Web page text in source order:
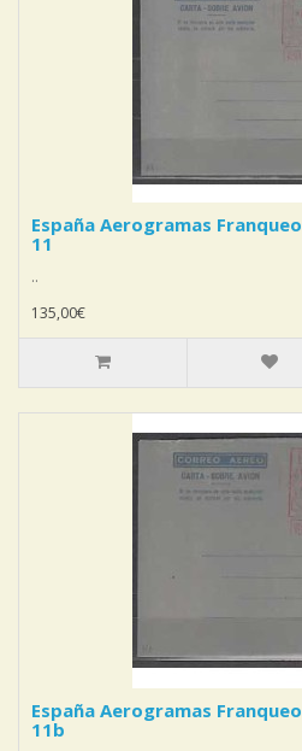
España Aerogramas
11
..
135,00€
España Aerogramas
11b